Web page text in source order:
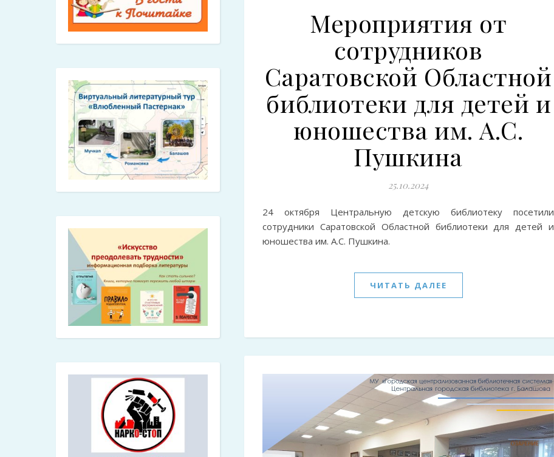
Мероприятия от
сотрудников
Саратовской Областной
библиотеки для детей и
юношества им. А.С.
Пушкина
25.10.2024
24 октября Центральную детскую библиотеку посетили
сотрудники Саратовской Областной библиотеки для детей и
юношества им. А.С. Пушкина.
ЧИТАТЬ ДАЛЕЕ